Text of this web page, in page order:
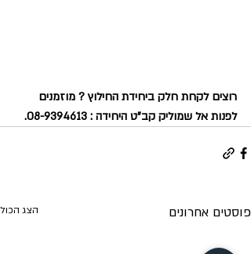
רוצים לקחת חלק ביחידת החילוץ ? מוזמנים
לפנות אל שמוליק קב"ט היחידה : 08-9394613.
פוסטים אחרונים הצג הכול